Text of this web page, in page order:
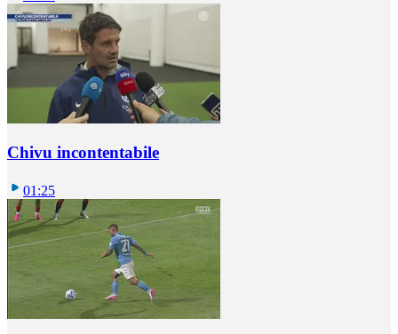
Chivu incontentabile
01:25